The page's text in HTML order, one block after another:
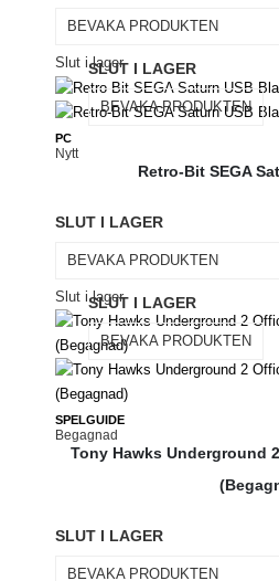
BEVAKA PRODUKTEN
Slut i lager
PC
Nytt
SLUT I LAGER
BEVAKA PRODUKTEN
Retro-Bit SEGA
SLUT I LAGER
BEVAKA PRODUKTEN
Slut i lager
SPELGUIDE
Begagnad
SLUT I LAGER
BEVAKA PRODUKTEN
Tony Hawks Underground
SLUT I LAGER
BEVAKA PRODUKTEN